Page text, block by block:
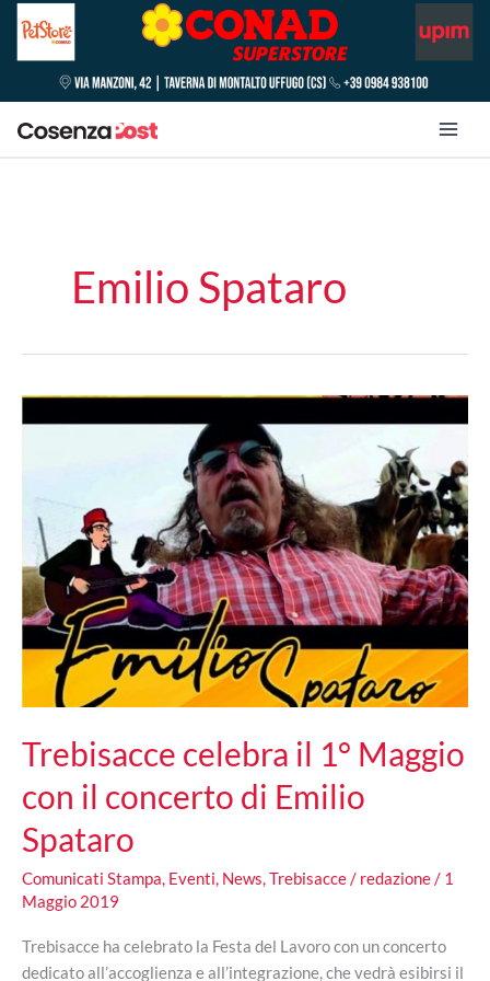
Emilio Spataro
Trebisacce celebra il 1° Maggio
con il concerto di Emilio
Spataro
Comunicati Stampa, Eventi, News,Trebisacce/ redazione/ 1
Maggio 2019
Trebisacce ha celebrato la Festa del Lavoro con un concerto
dedicato all’accoglienza e all’integrazione, che vedrà esibirsi il